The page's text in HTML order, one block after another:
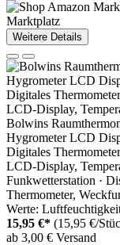
Marktplatz
Weitere Details
Bolwins
Hygrometer LCD
Digitales
LCD-Display,
Funkwetterstation ·
Thermometer,
Werte:
15,95 €* (15,95 €/
ab 3,00 € Versand